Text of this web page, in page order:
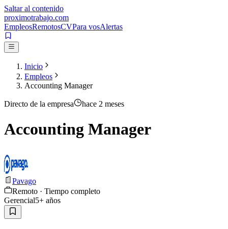
Saltar al contenido
proximotrabajo.com
EmpleosRemotosCVPara vosAlertas
Inicio
Empleos
Accounting Manager
Directo de la empresa hace 2 meses
Accounting Manager
Pavago
Remoto · Tiempo completo
Gerencial5+ años